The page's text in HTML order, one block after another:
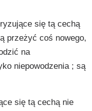
się tą cechą
przeżyć coś nowego,
na
niepowodzenia ; są
się tą cechą nie